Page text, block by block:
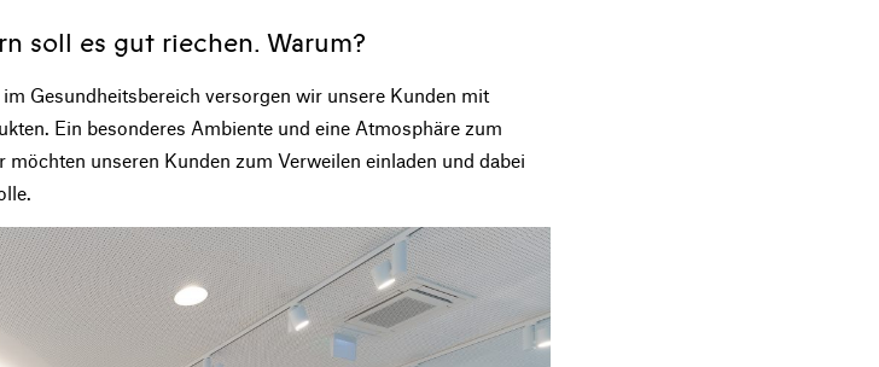
soll es gut riechen. Warum?
Gesundheitsbereich versorgen wir unsere Kunden mit
Ein besonderes Ambiente und eine Atmosphäre zum
unseren Kunden zum Verweilen einladen und dabei